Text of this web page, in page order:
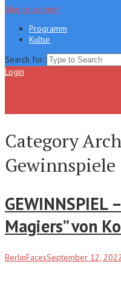
Skip to content
Programm
Kultur
Search for:
Login
Category
Gewinnspiele
GEWINNSPIEL
Magiers” von
BerlinFacesSeptember 12, 2022